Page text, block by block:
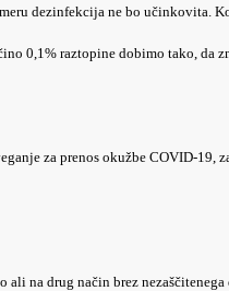
dezinfekcija ne bo učinkovita.
0,1% raztopine dobimo tako, da
za prenos okužbe COVID-19,
na drug način brez